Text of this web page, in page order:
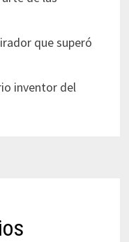
que superó
inventor del